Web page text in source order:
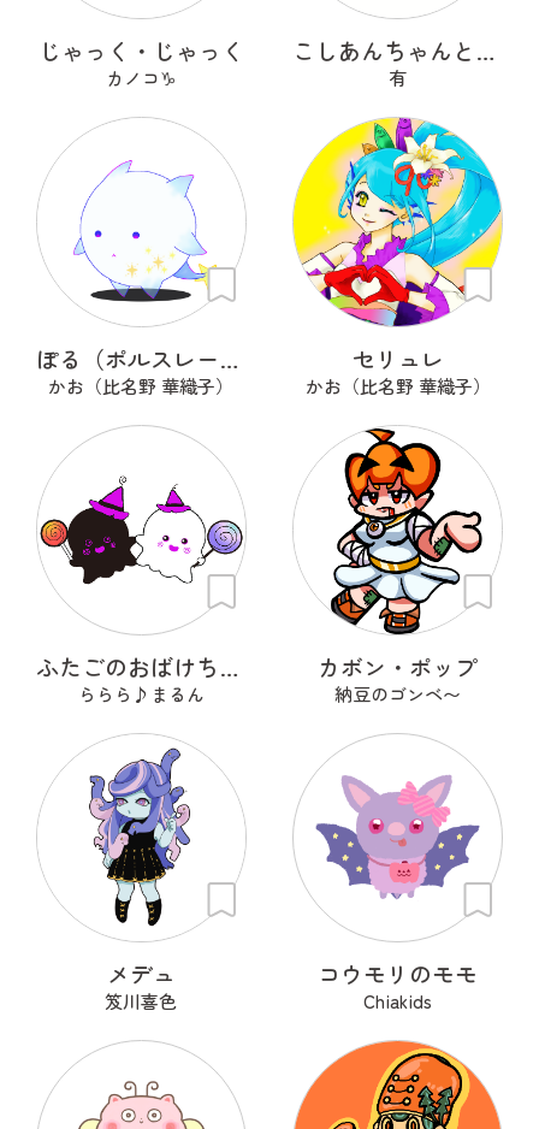
じゃっく・じゃっく
カノコ♑
こしあんちゃんとつぶあんちゃん
有
ぽる（ポルスレーヌ）
かお（比名野 華織子）
セリュレ
かお（比名野 華織子）
ふたごのおばけちゃん！くろんとしろん
ららら♪まるん
カボン・ポップ
納豆のゴンベ〜
メデュ
笈川喜色
コウモリのモモ
Chiakids